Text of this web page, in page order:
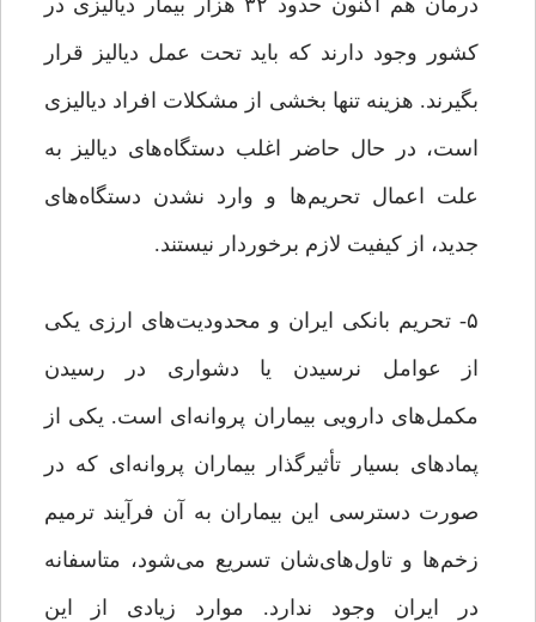
درمان هم اکنون حدود ۳۲ هزار بیمار دیالیزی در
کشور وجود دارند که باید تحت عمل دیالیز قرار
بگیرند. هزینه تنها بخشی از مشکلات افراد دیالیزی
است، در حال حاضر اغلب دستگاه‌های دیالیز به
علت اعمال تحریم‌ها و وارد نشدن دستگاه‌های
جدید، از کیفیت لازم برخوردار نیستند.
۵- تحریم بانکی ایران و محدودیت‌های ارزی یکی
از عوامل نرسیدن یا دشواری در رسیدن
مکمل‌های دارویی بیماران پروانه‌ای است. یکی از
پمادهای بسیار تأثیرگذار بیماران پروانه‌ای که در
صورت دسترسی این بیماران به آن فرآیند ترمیم
زخم‌ها و تاول‌های‌شان تسریع می‌شود، متاسفانه
در ایران وجود ندارد. موارد زیادی از این